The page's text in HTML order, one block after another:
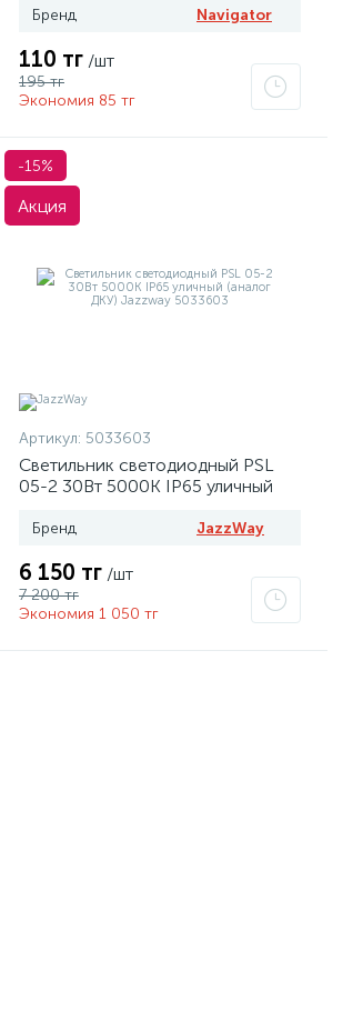
Бренд Navigator
110 тг /шт
195 тг
Экономия 85 тг
-15%
Акция
Артикул: 5033603
Светильник светодиодный PSL
05-2 30Вт 5000К IP65 уличный
Бренд JazzWay
6 150 тг /шт
7 200 тг
Экономия 1 050 тг